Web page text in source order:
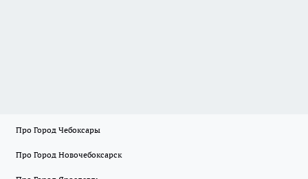
Про Город Чебоксары
Про Город Новочебоксарск